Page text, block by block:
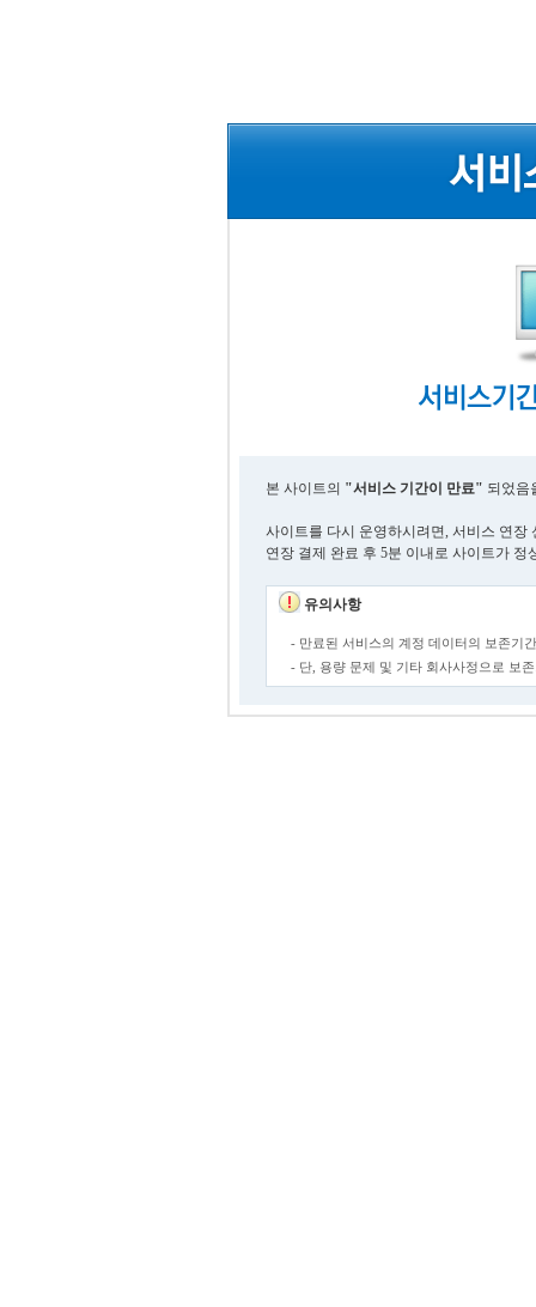
본 사이트의 "서비스 기간이 만료" 되었음
사이트를 다시 운영하시려면, 서비스 연장
연장 결제 완료 후 5분 이내로 사이트가 정
유의사항
- 만료된 서비스의 계정 데이터의 보존기
- 단, 용량 문제 및 기타 회사사정으로 보